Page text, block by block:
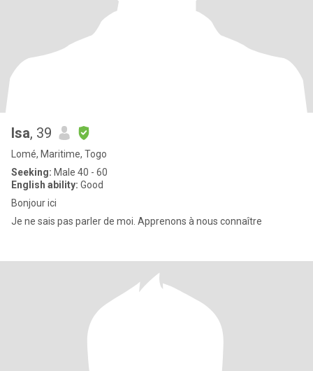
Isa, 39
Lomé, Maritime, Togo
Seeking: Male 40 - 60
English ability: Good
Bonjour ici
Je ne sais pas parler de moi. Apprenons à nous connaître